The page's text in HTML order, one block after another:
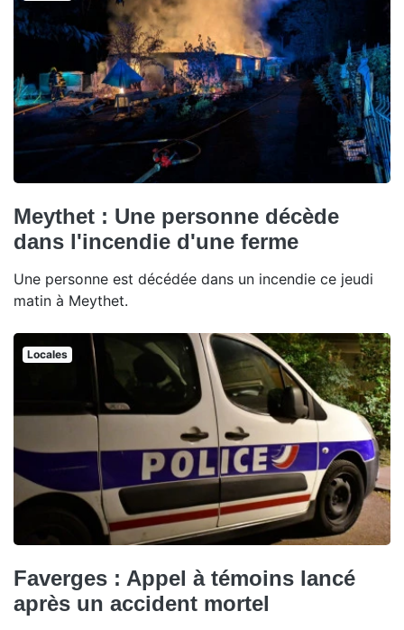
Meythet : Une personne décède
dans l'incendie d'une ferme
Une personne est décédée dans un incendie ce jeudi
matin à Meythet.
Locales
Faverges : Appel à témoins lancé
après un accident mortel